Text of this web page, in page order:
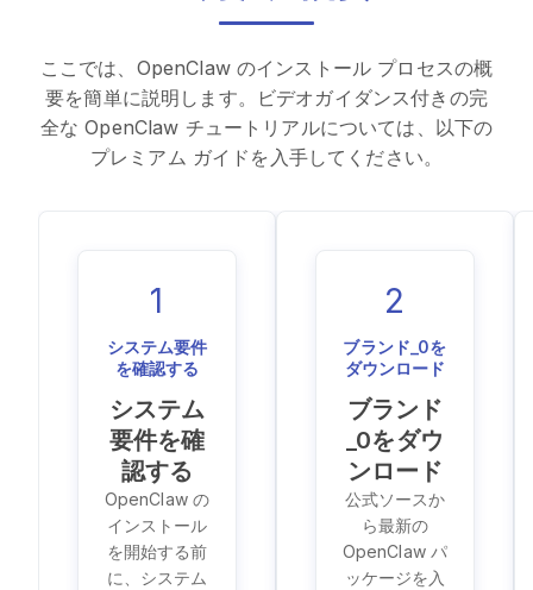
ここでは、OpenClaw のインストール プロセスの概
要を簡単に説明します。ビデオガイダンス付きの完
全な OpenClaw チュートリアルについては、以下の
プレミアム ガイドを入手してください。
1
システム要件
を確認する
システム
要件を確
認する
OpenClaw の
インストール
を開始する前
に、システム
2
ブランド_0を
ダウンロード
ブランド
_0をダウ
ンロード
公式ソースか
ら最新の
OpenClaw パ
ッケージを入